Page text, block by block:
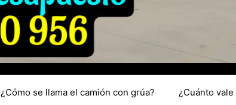
¿Cómo se llama el camión con grúa? ¿Cuánto